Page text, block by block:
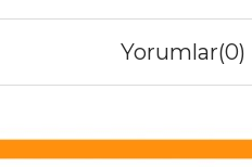
Yorumlar(0)